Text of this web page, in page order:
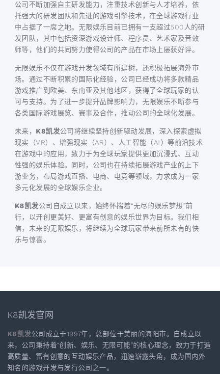
公司不断加强自主研发能力，注重技术创新与人才培养，依
托强大的研发团队和先进的游戏引擎技术，在全球游戏行业
中占据了一席之地。无限娱乐目前已拥有一支超过500人的研
发团队，其中包括资深游戏设计师、程序员、艺术家及音效
师等，他们的共同努力使得公司的产品在市场上屡获好评。
无限娱乐不仅在游戏开发领域有所建树，还积极拓展海外市
场。通过不断积累的国际化经验，公司已经成功将多款精品
游戏推广到欧美、东南亚及其他地区，获得了全球玩家的认
可与支持。为了进一步提升品牌影响力，无限娱乐不断参与
各类国际游戏展览、赛事及合作，推动公司的全球化发展。
未来， K8凯发公司将继续坚持创新驱动发展，深入探索虚拟
现实（VR）、增强现实（AR）、人工智能（AI）等前沿技术
在游戏中的应用，致力于为全球玩家提供更加沉浸式、互动
性强的娱乐体验。同时，公司也在持续拓展游戏产业的上下
游业务，布局游戏直播、电商、电竞等领域，力求成为一家
多元化发展的全球娱乐企业。
K8凯发公司自成立以来，始终怀揣着“无尽的娱乐梦想”前
行，以开创更美好、更富有创意的娱乐世界为目标。我们相
信，未来的无限娱乐，将继续为全球玩家带来前所未有的快
乐与惊喜。
K8凯发官网
K8凯发公司成立于1997年，总部位于美丽的海阳市。自成立以
来，公司秉持着“创新、娱乐、无限可能”的核心理念，致力于打造
高质量、富有创意的互动娱乐产品，迅速崭露头角，成为国内外
知名的游戏开发与发行公司之一。